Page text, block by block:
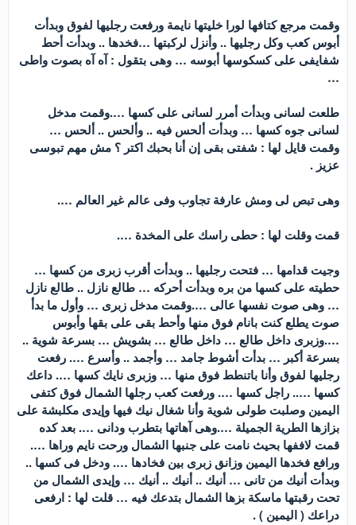
وقمت مرجع كتافها لورا خليتها نايمة ورفعت رجليها لفوق وبدأت
أبوس كعب وكل رجليها .. وأنزل لركبتها …فخدها .. وبدأت أحط
شفايفى على كسكوسها أبوسه … وهى بتقول : آه آه بصوت واطى
…
طلعت لسانى وبدأت أمرر لسانى على كسها ….وقمت مدخل
لسانى جوه كسها … وبدأت ألحس فيه .. وألحس .. ألحس …
وقمت قايل لها : شفتى بقى إن أنا بحبك اكتر ؟ مش مهم تبوسى
عزيز .
وهى تبص لى ومش عارفة تجاوب وفى عالم غير العالم ….
قمت وقلت لها : حطى راسك على المخدة ….
وجيت قدامها … فتحت رجليها .. وبدأت أقرب زبرى من كسها …
حطيته على كسها من بره وبدأت أحركه … طالع نازل .. طالع نازل
… وهى صوت نفسها عالى ….وقمت مدخل زبرى … وأول ما بدأ
صوت يطلع كنت بانام فوق منها وأحط بقى على بقها وأبوس
….وزبرى داخل طالع … داخل طالع … بشويش … بسرعة شوية ..
بسرعة أكبر … بدأت أشوط جامد … وأجمد .. وأسرع …. رفعت
رجليها لفوق وأنا باتنطط فوق منها … وزبرى نايك كسها …. داعك
كسها ….. راجل كسها …. ورفعت كعب رجلها الشمال فوق كتفى
اليمين وصلبت طولى شوية وأنا شغال نيك فيها وإيدى مكلبشة على
بزازها الطرية الجميلة ….وهى آهاتها بتطرب ودانى …. بعد كده
قمت لاففها بحيث نامت على جنبها الشمال ورحت نايم وراها ….
ورافع فخدها اليمين وزانق زبرى بين فخادها …. ودخل فى كسها ..
وبدأت أنيك من تانى … أنيك .. أنيك .. أنيك … وإيدى الشمال من
تحت رقبتها ماسكة بزها الشمال بتدعك فيه … قلت لها : ارفعى
دراعك ( اليمين ) .